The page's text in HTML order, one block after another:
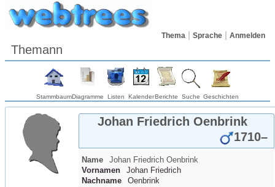
Thema Sprache Anmelden
Themann
StammbaumDiagramme Listen KalenderBerichte Suche Geschichten
Johan Friedrich Oenbrink
1710–
Name Johan Friedrich Oenbrink
Vornamen
Johan Friedrich
Nachname
Oenbrink